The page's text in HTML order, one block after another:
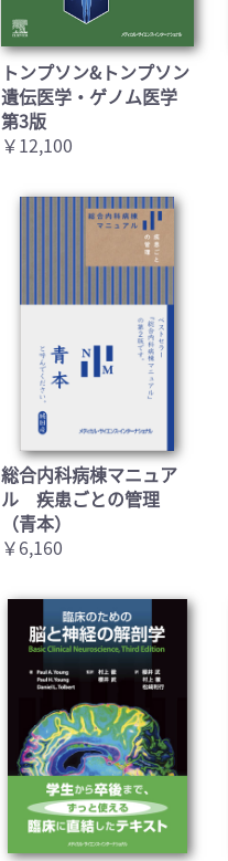
トンプソン&トンプソン
遺伝医学・ゲノム医学
第3版
￥12,100
総合内科病棟マニュア
ル 疾患ごとの管理
（青本）
￥6,160